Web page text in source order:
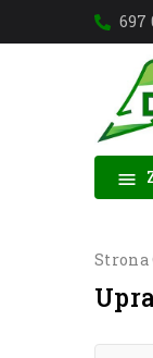
697

Strona